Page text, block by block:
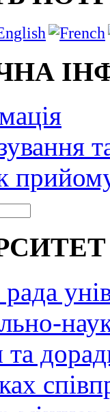
та